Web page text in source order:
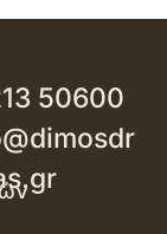
50600